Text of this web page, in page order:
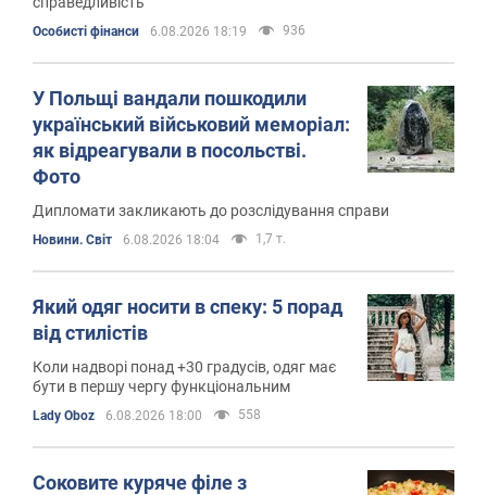
Особисті фінанси 6.08.2026 18:19 936
У Польщі вандали пошкодили
український військовий меморіал:
як відреагували в посольстві.
Фото
Дипломати закликають до розслідування справи
Новини. Світ 6.08.2026 18:04 1,7 т.
Який одяг носити в спеку: 5 порад
від стилістів
Коли надворі понад +30 градусів, одяг має
бути в першу чергу функціональним
Lady Oboz 6.08.2026 18:00 558
Соковите куряче філе з